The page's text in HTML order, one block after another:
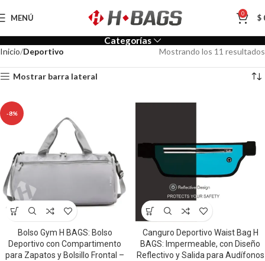
MENÚ 0 $
Categorías
Inicio Deportivo Mostrando los 11 resultados
Mostrar barra lateral
-8%
Bolso Gym H BAGS: Bolso
Deportivo con Compartimento
para Zapatos y Bolsillo Frontal –
Canguro Deportivo Waist Bag H
BAGS: Impermeable, con Diseño
Reflectivo y Salida para Audífonos